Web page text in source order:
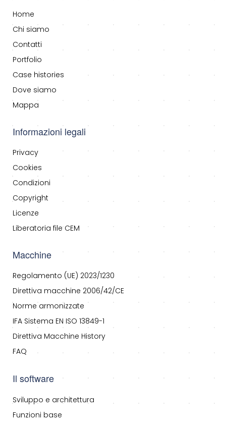
Home
Chi siamo
Contatti
Portfolio
Case histories
Dove siamo
Mappa
Informazioni legali
Privacy
Cookies
Condizioni
Copyright
Licenze
Liberatoria file CEM
Macchine
Regolamento (UE) 2023/1230
Direttiva macchine 2006/42/CE
Norme armonizzate
IFA Sistema EN ISO 13849-1
Direttiva Macchine History
FAQ
Il software
Sviluppo e architettura
Funzioni base